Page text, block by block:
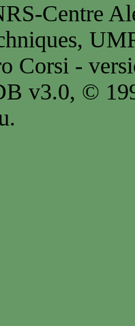
Centre
Corsi -
v3.0, ©